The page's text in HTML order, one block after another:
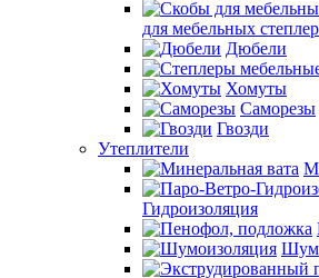
для мебельных
Дюбели
Хомуты
Саморезы
Гвозди
Утеплители
Гидроизоляция